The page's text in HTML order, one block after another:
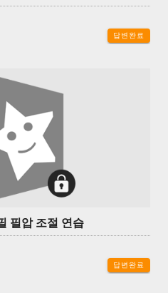
답변완료
필압 조절 연습
답변완료